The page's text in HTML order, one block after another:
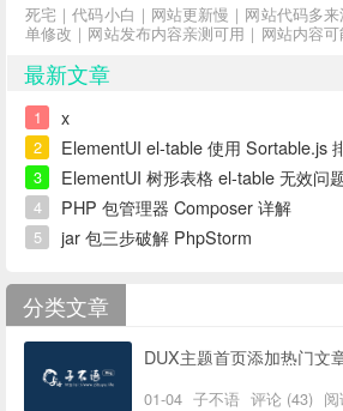
死宅｜代码小白｜网站更新慢｜网站代码多
单修改｜网站发布内容亲测可用｜网站内容
最新文章
1 x
2 ElementUI el-table 使用 Sortable.js
3 ElementUI 树形表格 el-table 无效问
4 PHP 包管理器 Composer 详解
5 jar 包三步破解 PhpStorm
分类文章
DUX主题首页添加热门文
01-04 子不语 评论 (43)